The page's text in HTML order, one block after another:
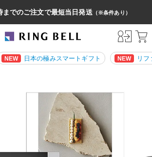
までのご注文で最短当日発送（※条件あり）
NEW 日本の極みスマートギフト NEW リ